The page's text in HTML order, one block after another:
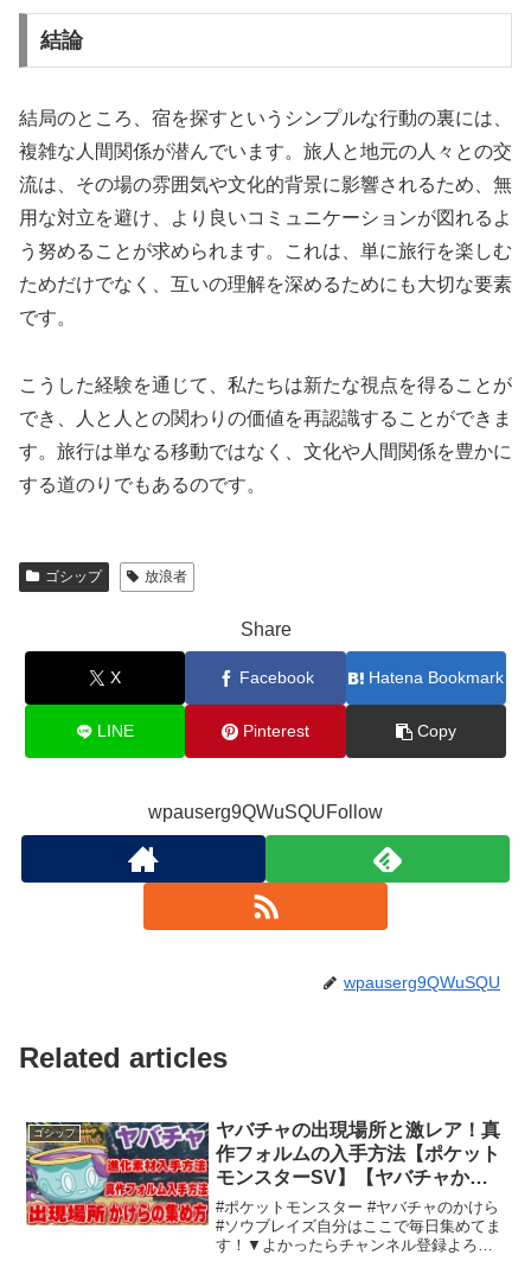
結論
結局のところ、宿を探すというシンプルな行動の裏には、
複雑な人間関係が潜んでいます。旅人と地元の人々との交
流は、その場の雰囲気や文化的背景に影響されるため、無
用な対立を避け、より良いコミュニケーションが図れるよ
う努めることが求められます。これは、単に旅行を楽しむ
ためだけでなく、互いの理解を深めるためにも大切な要素
です。
こうした経験を通じて、私たちは新たな視点を得ることが
でき、人と人との関わりの価値を再認識することができま
す。旅行は単なる移動ではなく、文化や人間関係を豊かに
する道のりでもあるのです。
ゴシップ 放浪者
Share
X Facebook Hatena Bookmark
LINE Pinterest Copy
wpauserg9QWuSQUFollow
wpauserg9QWuSQU
Related articles
ゴシップ
ヤバチャの出現場所と激レア！真
作フォルムの入手方法【ポケット
モンスターSV】【ヤバチャかけ
ら入手方法】【ヤバチャ出現場
所】【ヤバチャスカーレット】
【ヤバチャ生息地】
#ポケットモンスター #ヤバチャのかけら
#ソウブレイズ自分はここで毎日集めてま
す！▼よかったらチャンネル登録よろし